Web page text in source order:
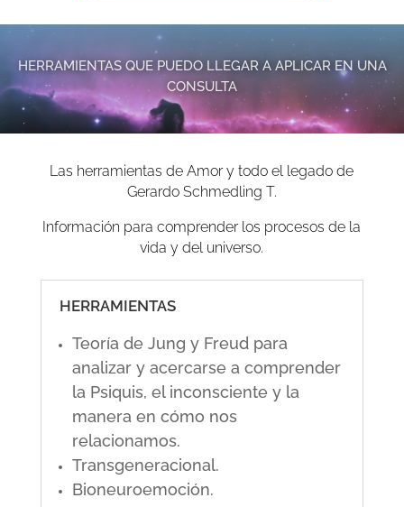
HERRAMIENTAS QUE PUEDO LLEGAR A APLICAR EN UNA
CONSULTA
Las herramientas de Amor y todo el legado de
Gerardo Schmedling T.
Información para comprender los procesos de la
vida y del universo.
HERRAMIENTAS
Teoría de Jung y Freud para
analizar y acercarse a comprender
la Psiquis, el inconsciente y la
manera en cómo nos
relacionamos.
Transgeneracional.
Bioneuroemoción.